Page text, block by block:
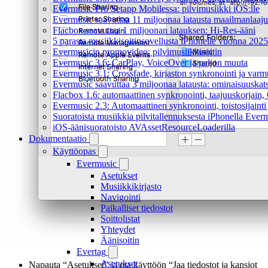
Evermusic Pro Setapp Mobilessa: pilvimusiikki iOS:lle
Evermusic saavuttaa 11 miljoonaa latausta
Flacbox saavuttaa 1 miljoonan latauksen: Hi-Res-ääni
5 parasta musiikkisoitinsovellusta iPhonelle vuonna 2025
Evermusicin promovideo: pilvimusiikkisoitin
Evermusic 3.6: CarPlay, VoiceOver ja paljon muuta
Evermusic 3.1: Crossfade, kirjaston synkronointi ja
Evermusic saavuttaa 3 miljoonaa latausta:
Flacbox 1.6: automaattinen synkronointi,
Evermusic 2.3: Automaattinen synkronointi, toistosijainti
Suoratoista musiikkia pilvitallennuksesta iPhonella
iOS-äänisuoratoisto AVAssetResourceLoaderilla
Dokumentaatio
Käyttöopas
Evermusic
Asetukset
Musiikkikirjasto
Navigointi
Paikalliset tiedostot
Soittolistat
Yhteydet
Äänisoitin
Evertag
Asetukset
Napauta “Asetukset” ja ota käyttöön “Jaa tiedostot ja kansiot